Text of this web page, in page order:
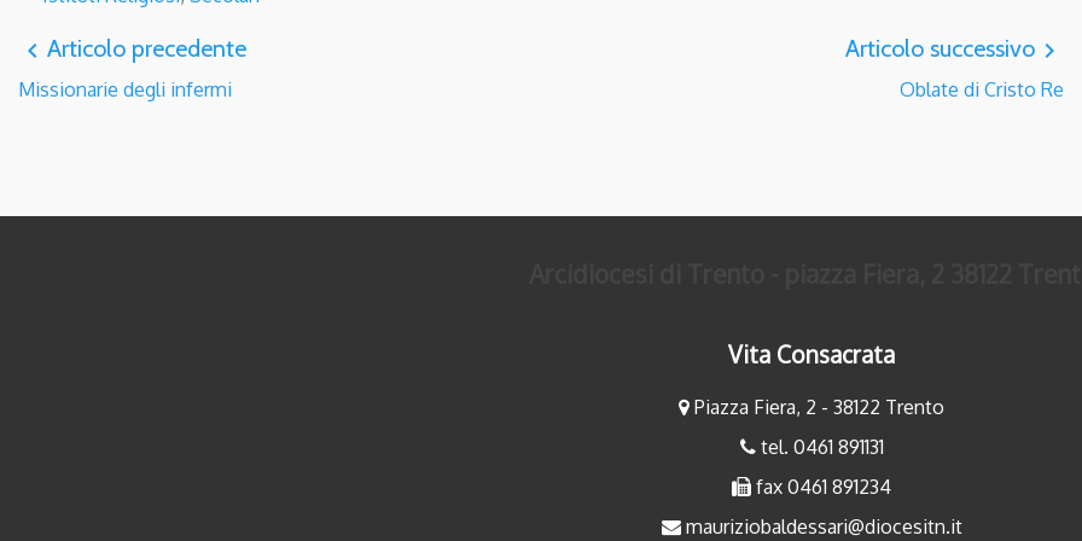
navigate_before Articolo precedente
Missionarie degli infermi
Articolo successivo navigate_next
Oblate di Cristo Re
Vita Consacrata
Piazza Fiera, 2 - 38122 Trento
tel. 0461 891131
fax 0461 891234
mauriziobaldessari@diocesitn.it